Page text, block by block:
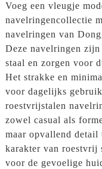
Voeg een vleugje
navelringencollectie
navelringen van
Deze navelringen
staal en zorgen voor
Het strakke en
voor dagelijks
roestvrijstalen
zowel casual als
maar opvallend
karakter van roestvrij
voor de gevoelige